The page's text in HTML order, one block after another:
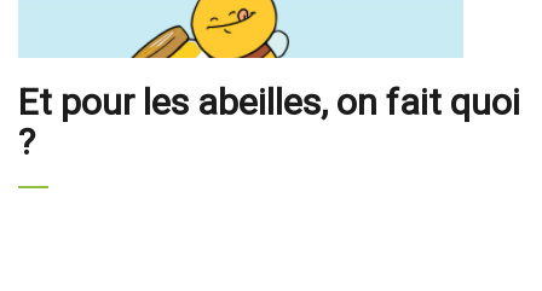
Et pour les abeilles, on fait quoi
?